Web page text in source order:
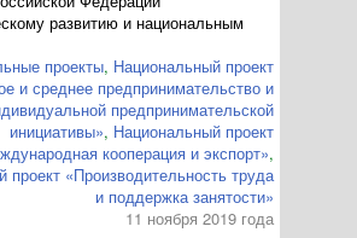
развитию и национальным
проекты, Национальный проект
и среднее предпринимательство и
предпринимательской
инициативы», Национальный проект
кооперация и экспорт»,
проект «Производительность труда
и поддержка занятости»
11 ноября 2019 года